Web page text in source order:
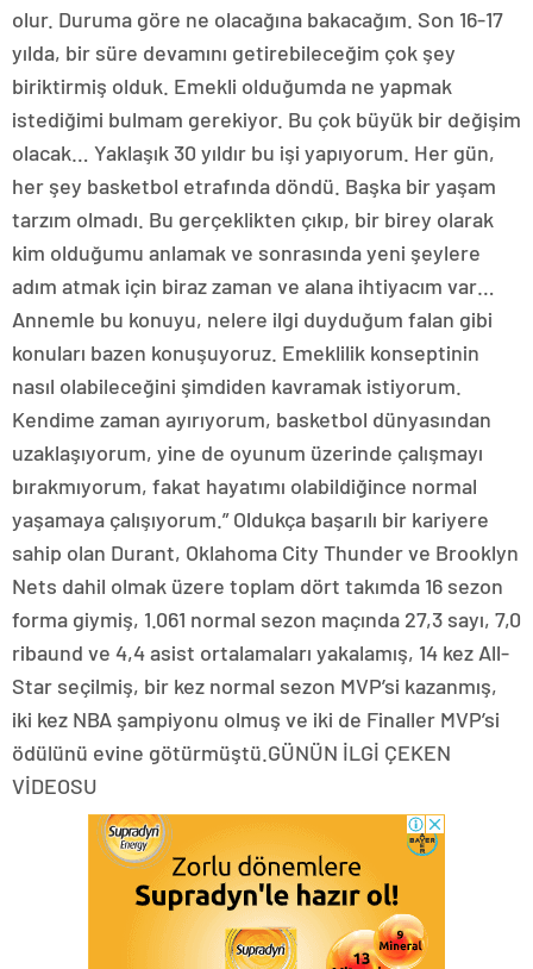
olur. Duruma göre ne olacağına bakacağım. Son 16-17
yılda, bir süre devamını getirebileceğim çok şey
biriktirmiş olduk. Emekli olduğumda ne yapmak
istediğimi bulmam gerekiyor. Bu çok büyük bir değişim
olacak… Yaklaşık 30 yıldır bu işi yapıyorum. Her gün,
her şey basketbol etrafında döndü. Başka bir yaşam
tarzım olmadı. Bu gerçeklikten çıkıp, bir birey olarak
kim olduğumu anlamak ve sonrasında yeni şeylere
adım atmak için biraz zaman ve alana ihtiyacım var…
Annemle bu konuyu, nelere ilgi duyduğum falan gibi
konuları bazen konuşuyoruz. Emeklilik konseptinin
nasıl olabileceğini şimdiden kavramak istiyorum.
Kendime zaman ayırıyorum, basketbol dünyasından
uzaklaşıyorum, yine de oyunum üzerinde çalışmayı
bırakmıyorum, fakat hayatımı olabildiğince normal
yaşamaya çalışıyorum.” Oldukça başarılı bir kariyere
sahip olan Durant, Oklahoma City Thunder ve Brooklyn
Nets dahil olmak üzere toplam dört takımda 16 sezon
forma giymiş, 1.061 normal sezon maçında 27,3 sayı, 7,0
ribaund ve 4,4 asist ortalamaları yakalamış, 14 kez All-
Star seçilmiş, bir kez normal sezon MVP’si kazanmış,
iki kez NBA şampiyonu olmuş ve iki de Finaller MVP’si
ödülünü evine götürmüştü.GÜNÜN İLGİ ÇEKEN
VİDEOSU